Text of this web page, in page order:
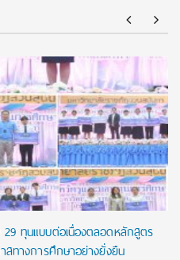
ทุนแบบต่อเนื่องตลอดหลักสูตร
สทางการศึกษาอย่างยั่งยืน